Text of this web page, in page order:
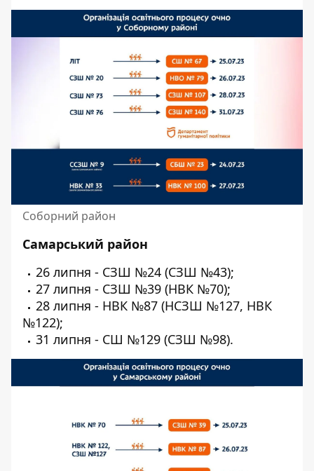
Соборний район
Самарський район
26 липня - СЗШ №24 (СЗШ №43);
27 липня - СЗШ №39 (НВК №70);
28 липня - НВК №87 (НСЗШ №127, НВК
№122);
31 липня - СШ №129 (СЗШ №98).